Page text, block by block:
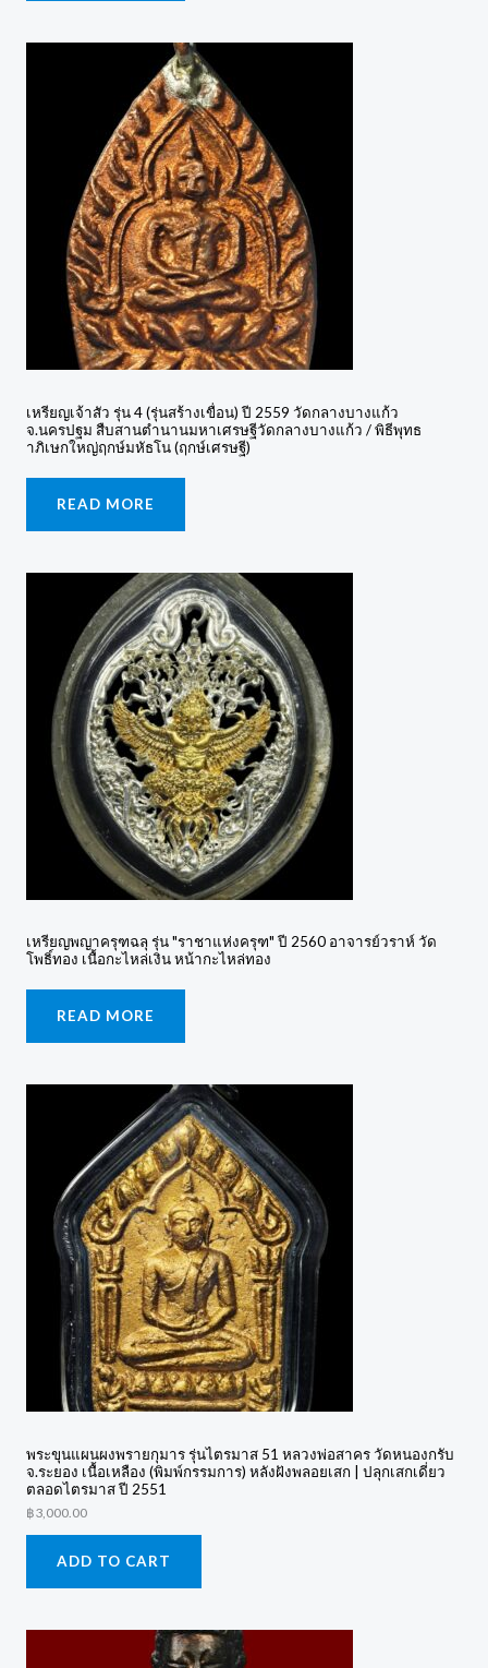
เหรียญเจ้าสัว รุ่น 4 (รุ่นสร้างเขื่อน) ปี 2559 วัดกลางบางแก้ว
จ.นครปฐม สืบสานตำนานมหาเศรษฐีวัดกลางบางแก้ว / พิธีพุทธ
าภิเษกใหญ่ฤกษ์มหัธโน (ฤกษ์เศรษฐี)
READ MORE
เหรียญพญาครุฑฉลุ รุ่น "ราชาแห่งครุฑ" ปี 2560 อาจารย์วราห์ วัด
โพธิ์ทอง เนื้อกะไหล่เงิน หน้ากะไหล่ทอง
READ MORE
พระขุนแผนผงพรายกุมาร รุ่นไตรมาส 51 หลวงพ่อสาคร วัดหนองกรับ
จ.ระยอง เนื้อเหลือง (พิมพ์กรรมการ) หลังฝังพลอยเสก | ปลุกเสกเดี่ยว
ตลอดไตรมาส ปี 2551
฿3,000.00
ADD TO CART